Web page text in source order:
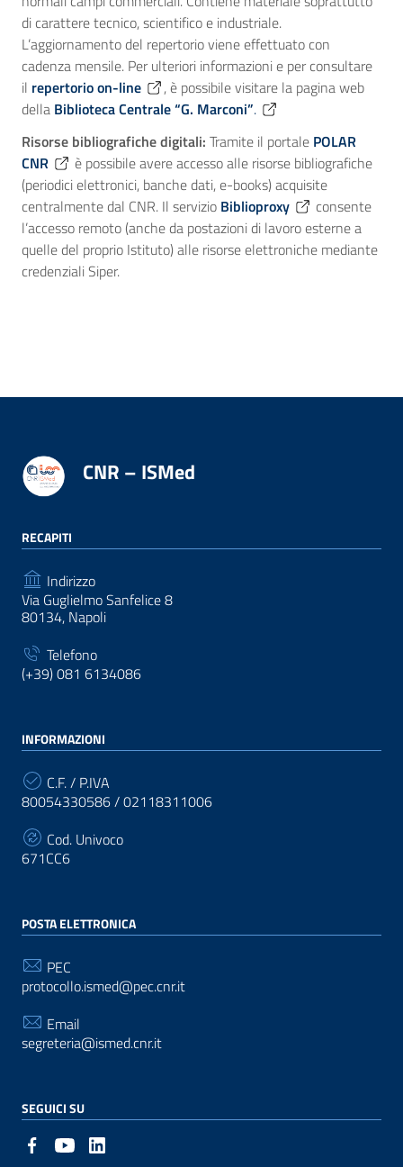
di carattere tecnico, scientifico e industriale.
L’aggiornamento del repertorio viene effettuato con
cadenza mensile. Per ulteriori informazioni e per consultare
il repertorio on-line
, è possibile visitare la pagina web
della Biblioteca Centrale “G. Marconi”.
Risorse bibliografiche digitali: Tramite il portale POLAR
CNR
è possibile avere accesso alle risorse bibliografiche
(periodici elettronici, banche dati, e-books) acquisite
centralmente dal CNR. Il servizio Biblioproxy
consente
l’accesso remoto (anche da postazioni di lavoro esterne a
quelle del proprio Istituto) alle risorse elettroniche mediante
credenziali Siper.
CNR – ISMed
RECAPITI
Indirizzo
Via Guglielmo Sanfelice 8
80134, Napoli
Telefono
(+39) 081 6134086
INFORMAZIONI
C.F. / P.IVA
80054330586 / 02118311006
Cod. Univoco
671CC6
POSTA ELETTRONICA
PEC
protocollo.ismed@pec.cnr.it
Email
segreteria@ismed.cnr.it
SEGUICI SU